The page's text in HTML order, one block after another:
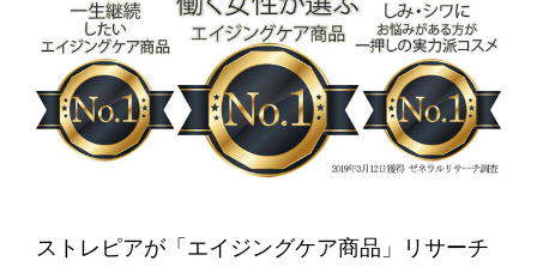
ストレピアが「エイジングケア商品」リサーチ